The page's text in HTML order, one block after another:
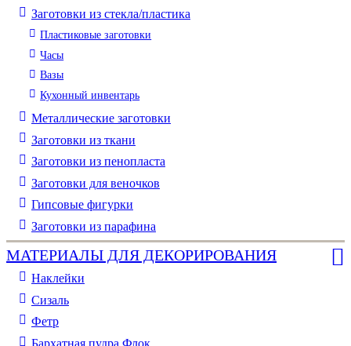
Заготовки из стекла/пластика
Пластиковые заготовки
Часы
Вазы
Кухонный инвентарь
Металлические заготовки
Заготовки из ткани
Заготовки из пенопласта
Заготовки для веночков
Гипсовые фигурки
Заготовки из парафина
МАТЕРИАЛЫ ДЛЯ ДЕКОРИРОВАНИЯ
Наклейки
Сизаль
Фетр
Бархатная пудра Флок